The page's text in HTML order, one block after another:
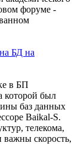
форуме -
БД на
в БП
которой был
баз данных
Baikal-S.
телекома,
скорость,